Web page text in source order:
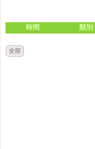
時間 類別
全部